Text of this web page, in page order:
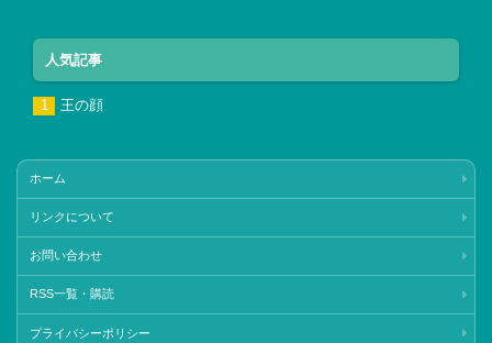
人気記事
王の顔
ホーム
リンクについて
お問い合わせ
RSS一覧・購読
プライバシーポリシー